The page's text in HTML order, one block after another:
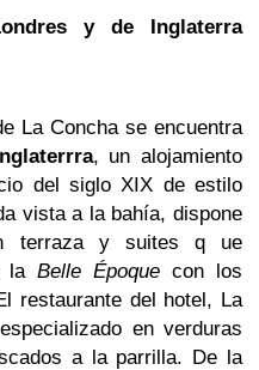
y de Inglaterra
La Concha se encuentra
, un alojamiento
del siglo XIX de estilo
vista a la bahía, dispone
terraza y suites q ue
la Belle Époque con los
restaurante del hotel, La
en verduras
a la parrilla. De la